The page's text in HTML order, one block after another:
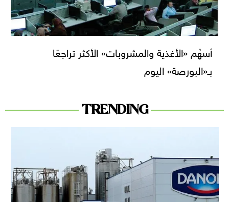
أسهُم «الأغذية والمشروبات» الأكثر تراجعًا
بـ«البورصة» اليوم
TRENDING